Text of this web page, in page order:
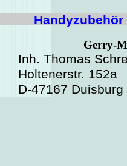
Gerry-
Inh. Thomas
Holtenerstr. 152a
D-47167 Duisburg